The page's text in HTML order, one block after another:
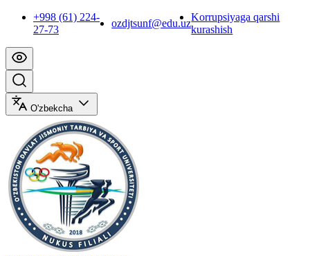
+998 (61) 224-
27-73
ozdjtsunf@edu.uz
Korrupsiyaga qarshi
kurashish
O'zbekcha